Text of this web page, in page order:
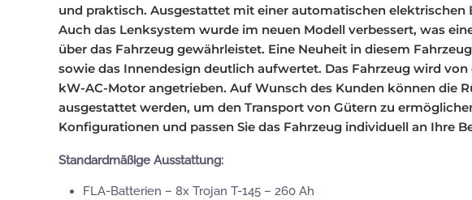
und praktisch. Ausgestattet mit einer automatischen elektrischen
Auch das Lenksystem wurde im neuen Modell verbessert, was
über das Fahrzeug gewährleistet. Eine Neuheit in diesem
sowie das Innendesign deutlich aufwertet. Das Fahrzeug wird
kW-AC-Motor angetrieben. Auf Wunsch des Kunden können die
ausgestattet werden, um den Transport von Gütern zu
Konfigurationen und passen Sie das Fahrzeug individuell an Ihre
Standardmäßige Ausstattung:
FLA-Batterien – 8x Trojan T-145 – 260 Ah